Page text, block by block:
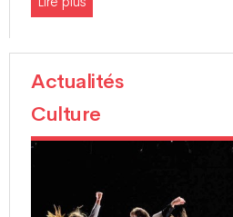
Actualités
Culture